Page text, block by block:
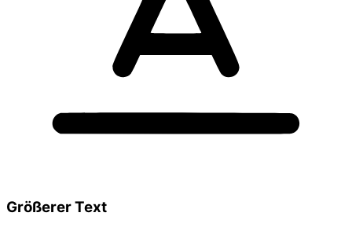
Größerer Text